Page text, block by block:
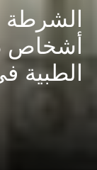
أشخاص
الطبية